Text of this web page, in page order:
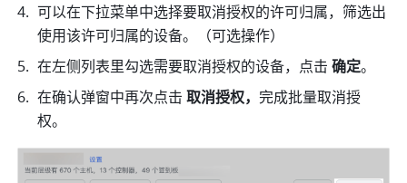
可以在下拉菜单中选择要取消授权的许可归属，筛选出
使用该许可归属的设备。（可选操作）
在左侧列表里勾选需要取消授权的设备，点击 确定。
在确认弹窗中再次点击 取消授权，完成批量取消授
权。